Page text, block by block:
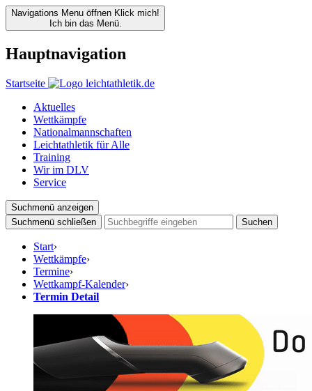
Navigations Menu öffnen Klick mich!
Ich bin das Menü.
Hauptnavigation
Startseite
Aktuelles
Wettkämpfe
Nationalmannschaften
Leichtathletik für Alle
Training
Wir im DLV
Service
Suchmenü anzeigen
Suchmenü schließen
Suchen
Start›
Wettkämpfe›
Termine›
Wettkampf-Kalender›
Termin Detail